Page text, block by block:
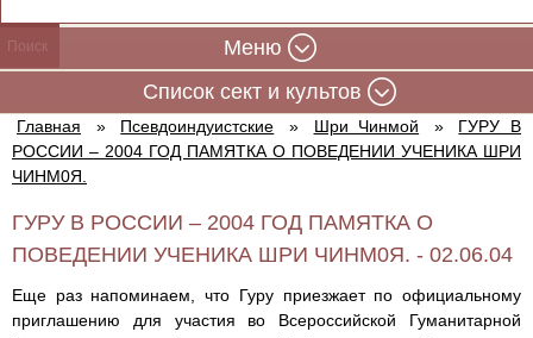
Меню
Cписок сект и культов
Главная » Псевдоиндуистские » Шри Чинмой »
ГУРУ В
РОССИИ – 2004 ГОД ПАМЯТКА О ПОВЕДЕНИИ УЧЕНИКА ШРИ
ЧИНМ0Я.
ГУРУ В РОССИИ – 2004 ГОД ПАМЯТКА О
ПОВЕДЕНИИ УЧЕНИКА ШРИ ЧИНМ0Я. - 02.06.04
Еще раз напоминаем, что Гуру приезжает по официальному
приглашению для участия во Всероссийской Гуманитарной